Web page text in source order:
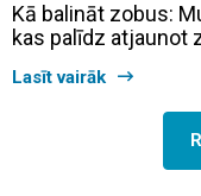
Kā balināt zobus:
kas palīdz atjaunot
Lasīt vairāk